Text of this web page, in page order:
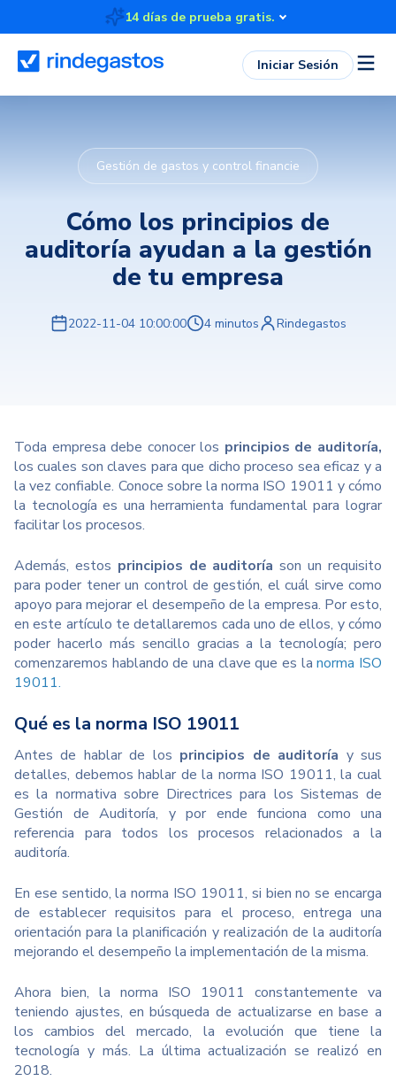
14 días de prueba gratis.
Iniciar Sesión
Gestión de gastos y control financie
Cómo los principios de
auditoría ayudan a la gestión
de tu empresa
2022-11-04 10:00:00 4 minutos Rindegastos
Toda empresa debe conocer los principios de auditoría,
los cuales son claves para que dicho proceso sea eficaz y a
la vez confiable. Conoce sobre la norma ISO 19011 y cómo
la tecnología es una herramienta fundamental para lograr
facilitar los procesos.
Además, estos principios de auditoría son un requisito
para poder tener un control de gestión, el cuál sirve como
apoyo para mejorar el desempeño de la empresa. Por esto,
en este artículo te detallaremos cada uno de ellos, y cómo
poder hacerlo más sencillo gracias a la tecnología; pero
comenzaremos hablando de una clave que es lanorma ISO
19011.
Qué es la norma ISO 19011
Antes de hablar de los principios de auditoría y sus
detalles, debemos hablar de la norma ISO 19011, la cual
es la normativa sobre Directrices para los Sistemas de
Gestión de Auditoría, y por ende funciona como una
referencia para todos los procesos relacionados a la
auditoría.
En ese sentido, la norma ISO 19011, si bien no se encarga
de establecer requisitos para el proceso, entrega una
orientación para la planificación y realización de la auditoría
mejorando el desempeño la implementación de la misma.
Ahora bien, la norma ISO 19011 constantemente va
teniendo ajustes, en búsqueda de actualizarse en base a
los cambios del mercado, la evolución que tiene la
tecnología y más. La última actualización se realizó en
2018.